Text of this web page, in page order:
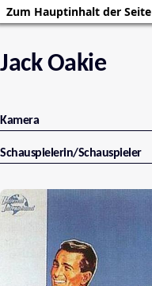
Zum Hauptinhalt der Seite
Jack Oakie
Kamera
Schauspielerin/Schauspieler